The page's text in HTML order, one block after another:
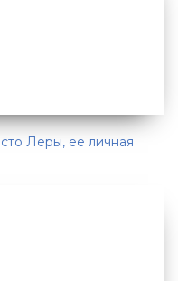
Леры, ее личная